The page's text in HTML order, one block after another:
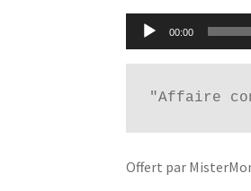
Lecteur
audio
00:00
"Affaire
Offert par